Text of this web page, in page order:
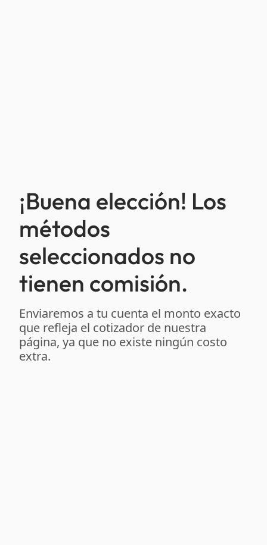
¡Buena elección! Los
métodos
seleccionados no
tienen comisión.
Enviaremos a tu cuenta el monto exacto
que refleja el cotizador de nuestra
página, ya que no existe ningún costo
extra.